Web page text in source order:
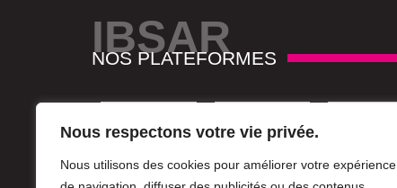
Nous respectons votre vie privée.
Nous utilisons des cookies pour améliorer votre expérience
IBSAR
NOS PLATEFORMES